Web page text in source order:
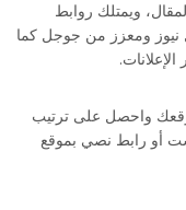
ويمتلك روابط
نيوز ومعزز من جوجل كما
واحصل على ترتيب
أو رابط نصي بموقع